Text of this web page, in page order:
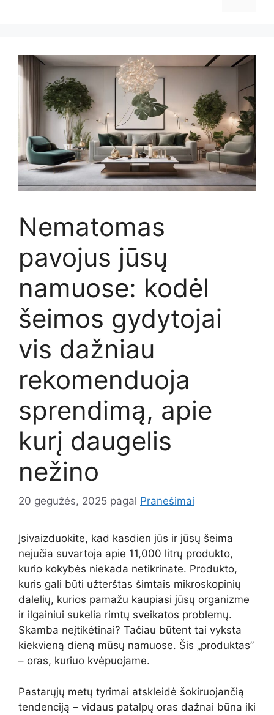
Nematomas
pavojus jūsų
namuose: kodėl
šeimos gydytojai
vis dažniau
rekomenduoja
sprendimą, apie
kurį daugelis
nežino
20 gegužės, 2025 pagal Pranešimai
Įsivaizduokite, kad kasdien jūs ir jūsų šeima
nejučia suvartoja apie 11,000 litrų produkto,
kurio kokybės niekada netikrinate. Produkto,
kuris gali būti užterštas šimtais mikroskopinių
dalelių, kurios pamažu kaupiasi jūsų organizme
ir ilgainiui sukelia rimtų sveikatos problemų.
Skamba neįtikėtinai? Tačiau būtent tai vyksta
kiekvieną dieną mūsų namuose. Šis „produktas”
– oras, kuriuo kvėpuojame.
Pastarųjų metų tyrimai atskleidė šokiruojančią
tendenciją – vidaus patalpų oras dažnai būna iki